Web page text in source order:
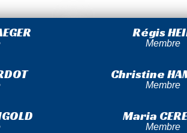
Régis
Membre
Christine
Membre
Maria
Membre